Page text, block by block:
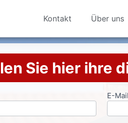
Kontakt Über uns
Sie hier ihre
E-Mail